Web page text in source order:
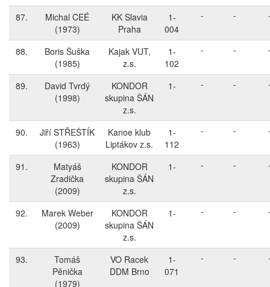
87.
Michal CEÉ
(1973)
KK Slavia
Praha
1-
004
- -
88.
Boris Šuška
(1985)
Kajak VUT,
z.s.
1-
102
- -
89.
David Tvrdý
(1998)
KONDOR
skupina ŠÁN
z.s.
1- - -
90.
Jiří STŘEŠTÍK
(1963)
Kanoe klub
Liptákov z.s.
1-
112
- -
91.
Matyáš
Zradička
(2009)
KONDOR
skupina ŠÁN
z.s.
1- - -
92.
Marek Weber
(2009)
KONDOR
skupina ŠÁN
z.s.
1- - -
93.
Tomáš
Pěnička
(1979)
VO Racek
DDM Brno
1-
071
- -